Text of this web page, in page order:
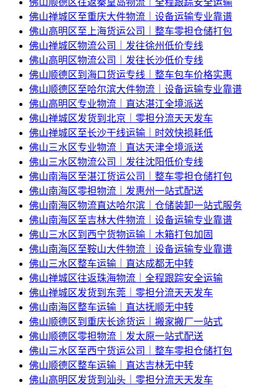
佛山禅城区至重庆大件物流｜设备运输专业靠谱
佛山高明区至上海货运公司｜整车零担仓储打包
佛山禅城区物流公司｜发往徐州低价专线
佛山高明区物流公司｜发往长沙低价专线
佛山顺德区到海口货运专线｜整车包车价格实惠
佛山顺德区至哈尔滨大件物流｜设备运输专业靠谱
佛山高明区专业物流｜直达湛江全境派送
佛山禅城区发货到北京｜零担分流天天发车
佛山禅城区至长沙干线运输｜时效快损耗低
佛山三水区专业物流｜直达天津全境派送
佛山三水区物流公司｜发往沈阳低价专线
佛山南海区至湛江货运公司｜整车零担仓储打包
佛山南海区零担物流｜发惠州一站式配送
佛山南海区物流直达哈尔滨｜仓储装卸一站式服务
佛山南海区至吉林大件物流｜设备运输专业靠谱
佛山三水区到西宁货物运输｜木箱打包加固
佛山南海区至鞍山大件物流｜设备运输专业靠谱
佛山三水区整车运输｜直达成都无中转
佛山禅城区往返珠海物流｜全程跟踪安全运输
佛山禅城区发货到东莞｜零担分流天天发车
佛山南海区整车运输｜直达抚顺无中转
佛山顺德区到重庆长途货运｜搬家搬厂一站式
佛山顺德区零担物流｜发太原一站式配送
佛山三水区至西宁货运公司｜整车零担仓储打包
佛山顺德区整车运输｜直达吉林无中转
佛山高明区发货到汕头｜零担分流天天发车